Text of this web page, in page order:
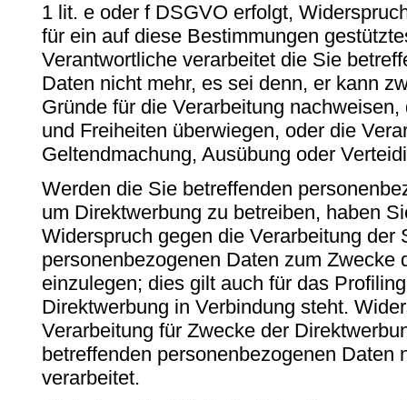
1 lit. e oder f DSGVO erfolgt,
für ein auf diese Bestimmungen
Verantwortliche verarbeitet die Sie
Daten nicht mehr, es sei denn, er kann
Gründe für die Verarbeitung
und Freiheiten überwiegen, oder die
Geltendmachung, Ausübung oder
Werden die Sie betreffenden
um Direktwerbung zu betreiben, haben
Widerspruch gegen die Verarbeitung der
personenbezogenen Daten zum Zwecke
einzulegen; dies gilt auch für das
Direktwerbung in Verbindung steht.
Verarbeitung für Zwecke der
betreffenden personenbezogenen Daten
verarbeitet.